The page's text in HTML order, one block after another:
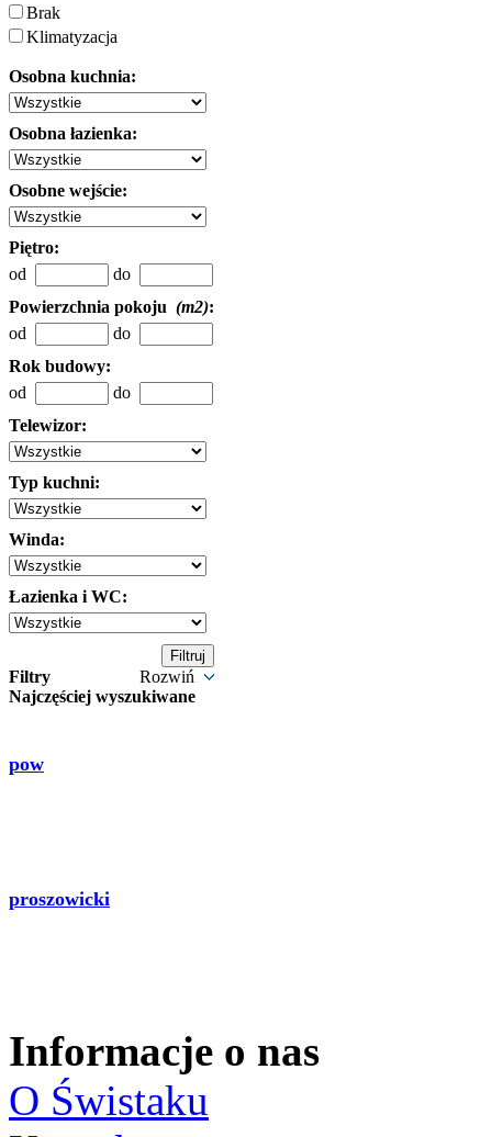
Brak
Klimatyzacja
Osobna kuchnia:
Osobna łazienka:
Osobne wejście:
Piętro:
od
do
Powierzchnia pokoju (m2):
od
do
Rok budowy:
od
do
Telewizor:
Typ kuchni:
Winda:
Łazienka i WC:
Filtry
Rozwiń
Najczęściej wyszukiwane
pow
proszowicki
Informacje o nas
O Świstaku